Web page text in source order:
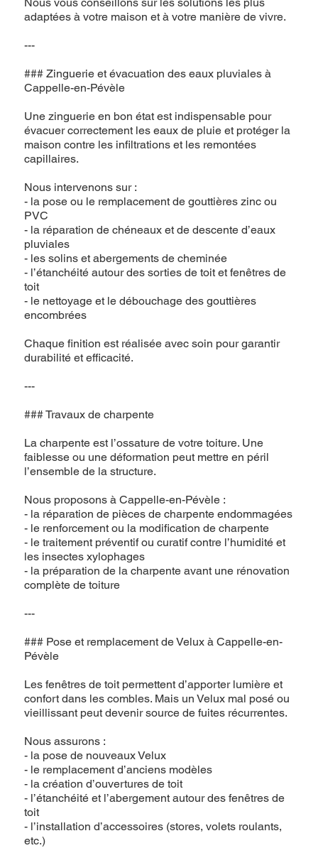
adaptées à votre maison et à votre manière de vivre.
---
### Zinguerie et évacuation des eaux pluviales à
Cappelle-en-Pévèle
Une zinguerie en bon état est indispensable pour
évacuer correctement les eaux de pluie et protéger la
maison contre les infiltrations et les remontées
capillaires.
Nous intervenons sur :
- la pose ou le remplacement de gouttières zinc ou
PVC
- la réparation de chéneaux et de descente d’eaux
pluviales
- les solins et abergements de cheminée
- l’étanchéité autour des sorties de toit et fenêtres de
toit
- le nettoyage et le débouchage des gouttières
encombrées
Chaque finition est réalisée avec soin pour garantir
durabilité et efficacité.
---
### Travaux de charpente
La charpente est l’ossature de votre toiture. Une
faiblesse ou une déformation peut mettre en péril
l’ensemble de la structure.
Nous proposons à Cappelle-en-Pévèle :
- la réparation de pièces de charpente endommagées
- le renforcement ou la modification de charpente
- le traitement préventif ou curatif contre l’humidité et
les insectes xylophages
- la préparation de la charpente avant une rénovation
complète de toiture
---
### Pose et remplacement de Velux à Cappelle-en-
Pévèle
Les fenêtres de toit permettent d’apporter lumière et
confort dans les combles. Mais un Velux mal posé ou
vieillissant peut devenir source de fuites récurrentes.
Nous assurons :
- la pose de nouveaux Velux
- le remplacement d’anciens modèles
- la création d’ouvertures de toit
- l’étanchéité et l’abergement autour des fenêtres de
toit
- l’installation d’accessoires (stores, volets roulants,
etc.)